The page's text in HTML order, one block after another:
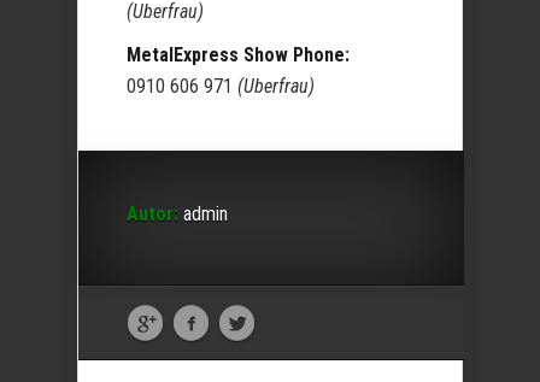
(Uberfrau)
MetalExpress Show Phone:
0910 606 971 (Uberfrau)
Autor: admin